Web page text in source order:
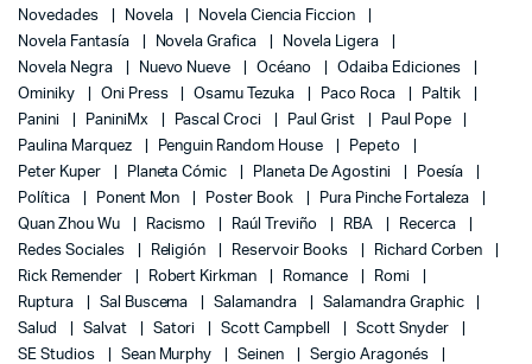
Novedades
Novela
Novela Ciencia Ficcion
Novela Fantasía
Novela Grafica
Novela Ligera
Novela Negra
Nuevo Nueve Océano
Odaiba Ediciones
Ominiky
Oni Press Osamu Tezuka Paco Roca
Paltik
Panini
PaniniMx Pascal Croci Paul Grist
Paul Pope
Paulina Marquez
Penguin Random House
Pepeto
Peter Kuper
Planeta Cómic Planeta De Agostini
Poesía
Política
Ponent Mon Poster Book
Pura Pinche Fortaleza
Quan Zhou Wu
Racismo Raúl Treviño RBA
Recerca
Redes Sociales
Religión Reservoir Books
Richard Corben
Rick Remender
Robert Kirkman Romance
Romi
Ruptura
Sal Buscema Salamandra
Salamandra Graphic
Salud
Salvat Satori Scott Campbell
Scott Snyder
SE Studios
Sean Murphy Seinen
Sergio Aragonés